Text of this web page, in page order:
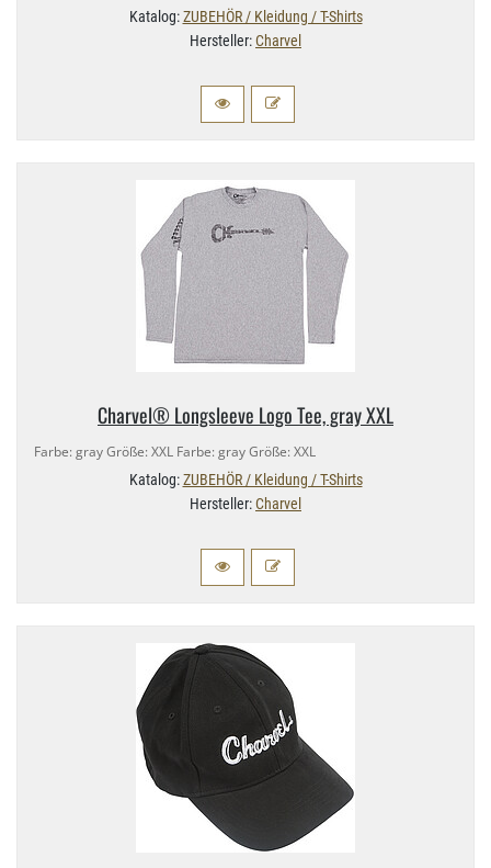
Katalog:ZUBEHÖR / Kleidung / T-Shirts
Hersteller:Charvel
Charvel® Longsleeve Logo Tee, gray XXL
Farbe: gray Größe: XXL Farbe: gray Größe: XXL
Katalog:ZUBEHÖR / Kleidung / T-Shirts
Hersteller:Charvel